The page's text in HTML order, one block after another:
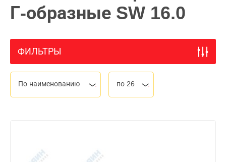
Г-образные SW 16.0
ФИЛЬТРЫ
По наименованию по 26